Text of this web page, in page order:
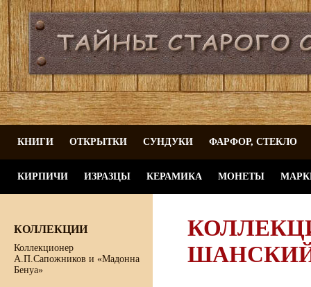
КНИГИ ОТКРЫТКИ СУНДУКИ ФАРФОР, СТЕКЛО
КИРПИЧИ ИЗРАЗЦЫ КЕРАМИКА МОНЕТЫ
КОЛЛЕКЦИИ
Коллекционер
А.П.Сапожников и «Мадонна
Бенуа»